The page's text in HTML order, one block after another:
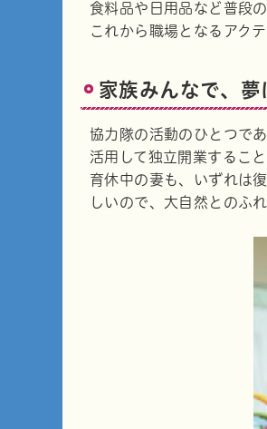
食料品や日用品など普段
これから職場となるアク
家族みんなで、夢
協力隊の活動のひとつで
活用して独立開業するこ
育休中の妻も、いずれは
しいので、大自然とのふ